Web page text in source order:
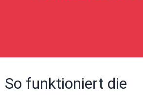
So funktioniert die